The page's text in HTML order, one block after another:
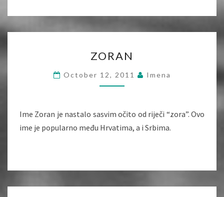
ZORAN
October 12, 2011 Imena
Ime Zoran je nastalo sasvim očito od riječi “zora”. Ovo
ime je popularno među Hrvatima, a i Srbima.